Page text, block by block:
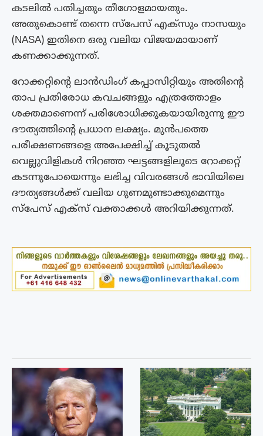
കടലിൽ പതിച്ചതും തീഗോളമായതും.
അതുകൊണ്ട് തന്നെ സ്പേസ് എക്സും നാസയും
(NASA) ഇതിനെ ഒരു വലിയ വിജയമായാണ്
കണക്കാക്കുന്നത്.
റോക്കറ്റിന്റെ ലാൻഡിംഗ് കപ്പാസിറ്റിയും അതിന്റെ
താപ പ്രതിരോധ കവചങ്ങളും എത്രത്തോളം
ശക്തമാണെന്ന് പരിശോധിക്കുകയായിരുന്നു ഈ
ദൗത്യത്തിന്റെ പ്രധാന ലക്ഷ്യം. മുൻപത്തെ
പരീക്ഷണങ്ങളെ അപേക്ഷിച്ച് കൂടുതൽ
വെല്ലുവിളികൾ നിറഞ്ഞ ഘട്ടങ്ങളിലൂടെ റോക്കറ്റ്
കടന്നുപോയെന്നും ലഭിച്ച വിവരങ്ങൾ ഭാവിയിലെ
ദൗത്യങ്ങൾക്ക് വലിയ ഗുണമുണ്ടാക്കുമെന്നും
സ്പേസ് എക്സ് വക്താക്കൾ അറിയിക്കുന്നത്.